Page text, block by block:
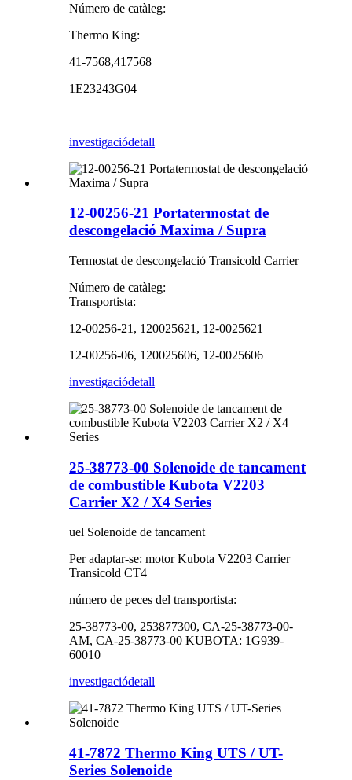
Número de catàleg:
Thermo King:
41-7568,417568
1E23243G04
investigaciódetall
12-00256-21 Portatermostat de
descongelació Maxima / Supra
Termostat de descongelació Transicold Carrier
Número de catàleg:
Transportista:
12-00256-21, 120025621, 12-0025621
12-00256-06, 120025606, 12-0025606
investigaciódetall
25-38773-00 Solenoide de tancament
de combustible Kubota V2203
Carrier X2 / X4 Series
uel Solenoide de tancament
Per adaptar-se: motor Kubota V2203 Carrier
Transicold CT4
número de peces del transportista:
25-38773-00, 253877300, CA-25-38773-00-
AM, CA-25-38773-00 KUBOTA: 1G939-
60010
investigaciódetall
41-7872 Thermo King UTS / UT-
Series Solenoide